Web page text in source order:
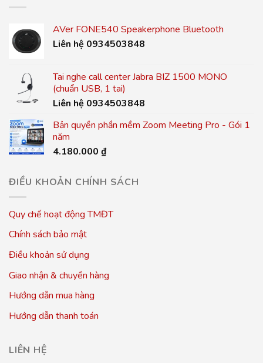
AVer FONE540 Speakerphone Bluetooth
Liên hệ 0934503848
Tai nghe call center Jabra BIZ 1500 MONO
(chuẩn USB, 1 tai)
Liên hệ 0934503848
Bản quyền phần mềm Zoom Meeting Pro - Gói 1
năm
4.180.000 ₫
ĐIỀU KHOẢN CHÍNH SÁCH
Quy chế hoạt động TMĐT
Chính sách bảo mật
Điều khoản sử dụng
Giao nhận & chuyển hàng
Hướng dẫn mua hàng
Hướng dẫn thanh toán
LIÊN HỆ